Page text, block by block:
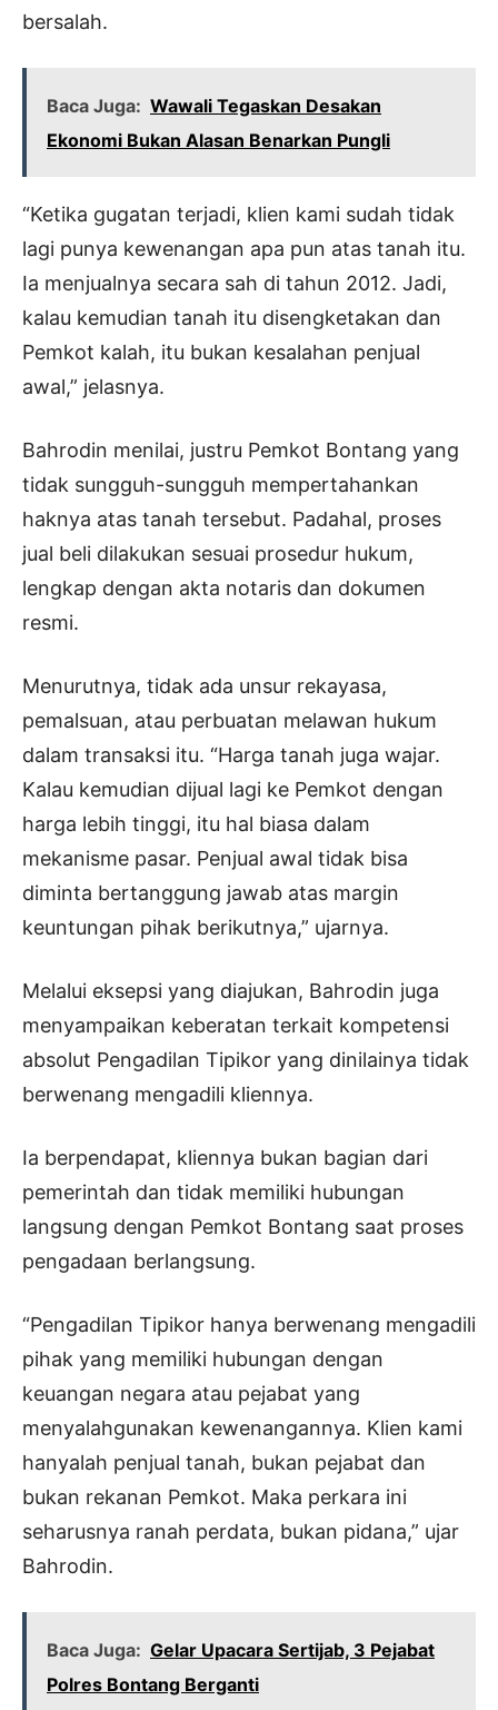
bersalah.
Baca Juga: Wawali Tegaskan Desakan
Ekonomi Bukan Alasan Benarkan Pungli
“Ketika gugatan terjadi, klien kami sudah tidak
lagi punya kewenangan apa pun atas tanah itu.
Ia menjualnya secara sah di tahun 2012. Jadi,
kalau kemudian tanah itu disengketakan dan
Pemkot kalah, itu bukan kesalahan penjual
awal,” jelasnya.
Bahrodin menilai, justru Pemkot Bontang yang
tidak sungguh-sungguh mempertahankan
haknya atas tanah tersebut. Padahal, proses
jual beli dilakukan sesuai prosedur hukum,
lengkap dengan akta notaris dan dokumen
resmi.
Menurutnya, tidak ada unsur rekayasa,
pemalsuan, atau perbuatan melawan hukum
dalam transaksi itu. “Harga tanah juga wajar.
Kalau kemudian dijual lagi ke Pemkot dengan
harga lebih tinggi, itu hal biasa dalam
mekanisme pasar. Penjual awal tidak bisa
diminta bertanggung jawab atas margin
keuntungan pihak berikutnya,” ujarnya.
Melalui eksepsi yang diajukan, Bahrodin juga
menyampaikan keberatan terkait kompetensi
absolut Pengadilan Tipikor yang dinilainya tidak
berwenang mengadili kliennya.
Ia berpendapat, kliennya bukan bagian dari
pemerintah dan tidak memiliki hubungan
langsung dengan Pemkot Bontang saat proses
pengadaan berlangsung.
“Pengadilan Tipikor hanya berwenang mengadili
pihak yang memiliki hubungan dengan
keuangan negara atau pejabat yang
menyalahgunakan kewenangannya. Klien kami
hanyalah penjual tanah, bukan pejabat dan
bukan rekanan Pemkot. Maka perkara ini
seharusnya ranah perdata, bukan pidana,” ujar
Bahrodin.
Baca Juga: Gelar Upacara Sertijab, 3 Pejabat
Polres Bontang Berganti